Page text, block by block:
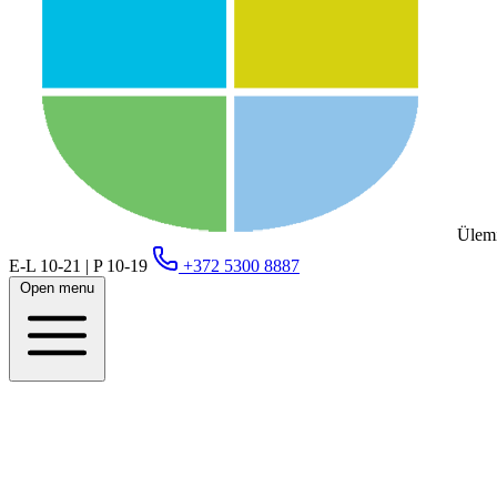
E-L 10-21 | P 10-19
+372 5300 8887
Open menu